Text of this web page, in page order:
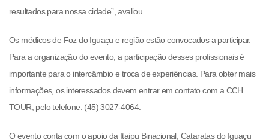
resultados para nossa cidade”, avaliou.
Os médicos de Foz do Iguaçu e região estão convocados a participar.
Para a organização do evento, a participação desses profissionais é
importante para o intercâmbio e troca de experiências. Para obter mais
informações, os interessados devem entrar em contato com a CCH
TOUR, pelo telefone: (45) 3027-4064.
O evento conta com o apoio da Itaipu Binacional, Cataratas do Iguaçu